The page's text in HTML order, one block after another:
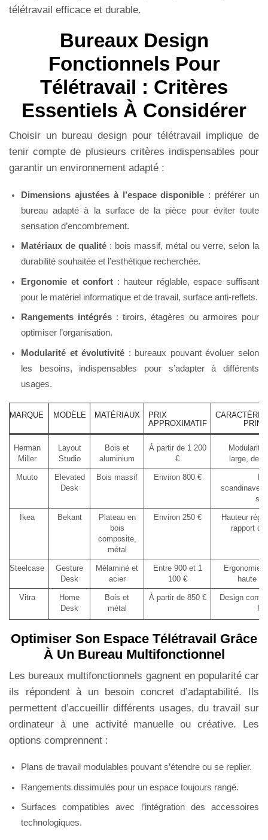
télétravail efficace et durable.
Bureaux Design
Fonctionnels Pour
Télétravail : Critères
Essentiels À Considérer
Choisir un bureau design pour télétravail implique de
tenir compte de plusieurs critères indispensables pour
garantir un environnement adapté :
Dimensions ajustées à l’espace disponible : préférer un
bureau adapté à la surface de la pièce pour éviter toute
sensation d’encombrement.
Matériaux de qualité : bois massif, métal ou verre, selon la
durabilité souhaitée et l’esthétique recherchée.
Ergonomie et confort : hauteur réglable, espace suffisant
pour le matériel informatique et de travail, surface anti-reflets.
Rangements intégrés : tiroirs, étagères ou armoires pour
optimiser l’organisation.
Modularité et évolutivité : bureaux pouvant évoluer selon
les besoins, indispensables pour s’adapter à différents
usages.
MARQUE MODÈLE MATÉRIAUX
PRIX
APPROXIMATIF
Herman
Miller
Layout
Studio
Bois et
aluminium
À partir de 1 200
€
large,
Muuto
Elevated
Desk
Bois massif Environ 800 €
scandinave,
Ikea Bekant
Plateau en
bois
composite,
métal
Environ 250 €
Hauteur
rapport
Steelcase
Gesture
Desk
Mélaminé et
acier
Entre 900 et 1
100 €
Ergonomie
haute
Vitra
Home
Desk
Bois et
métal
À partir de 850 €
Design
Optimiser Son Espace Télétravail Grâce
À Un Bureau Multifonctionnel
Les bureaux multifonctionnels gagnent en popularité car
ils répondent à un besoin concret d’adaptabilité. Ils
permettent d’accueillir différents usages, du travail sur
ordinateur à une activité manuelle ou créative. Les
options comprennent :
Plans de travail modulables pouvant s’étendre ou se replier.
Rangements dissimulés pour un espace toujours rangé.
Surfaces compatibles avec l’intégration des accessoires
technologiques.